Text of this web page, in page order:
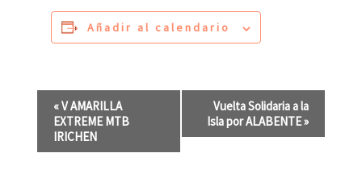
Añadir al calendario
«V AMARILLA
EXTREME MTB
IRICHEN
Vuelta Solidaria a la
Isla por ALABENTE»